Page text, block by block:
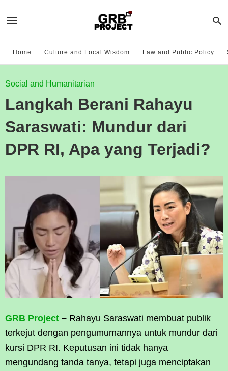
Home Culture and Local Wisdom Law and Public Policy
Social and Humanitarian
Langkah Berani Rahayu
Saraswati: Mundur dari
DPR RI, Apa yang Terjadi?
GRB Project – Rahayu Saraswati membuat publik
terkejut dengan pengumumannya untuk mundur dari
kursi DPR RI. Keputusan ini tidak hanya
mengundang tanda tanya, tetapi juga menciptakan